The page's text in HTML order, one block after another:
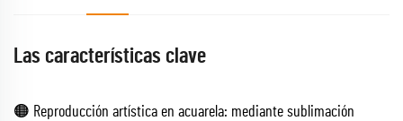
Las características clave
🟠 Reproducción artística en acuarela: mediante sublimación